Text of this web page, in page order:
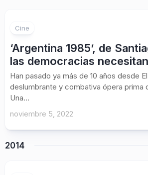
Cine
‘Argentina 1985’, de
las democracias
Han pasado ya más de 10 años desde
deslumbrante y combativa ópera prima
Una...
noviembre 5, 2022
2014